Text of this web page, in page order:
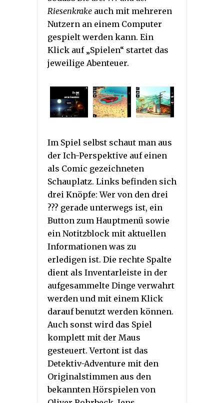
Riesenkrake auch mit mehreren
Nutzern an einem Computer
gespielt werden kann. Ein
Klick auf „Spielen“ startet das
jeweilige Abenteuer.
Im Spiel selbst schaut man aus
der Ich-Perspektive auf einen
als Comic gezeichneten
Schauplatz. Links befinden sich
drei Knöpfe: Wer von den drei
??? gerade unterwegs ist, ein
Button zum Hauptmenü sowie
ein Notitzblock mit aktuellen
Informationen was zu
erledigen ist. Die rechte Spalte
dient als Inventarleiste in der
aufgesammelte Dinge verwahrt
werden und mit einem Klick
darauf benutzt werden können.
Auch sonst wird das Spiel
komplett mit der Maus
gesteuert. Vertont ist das
Detektiv-Adventure mit den
Originalstimmen aus den
bekannten Hörspielen von